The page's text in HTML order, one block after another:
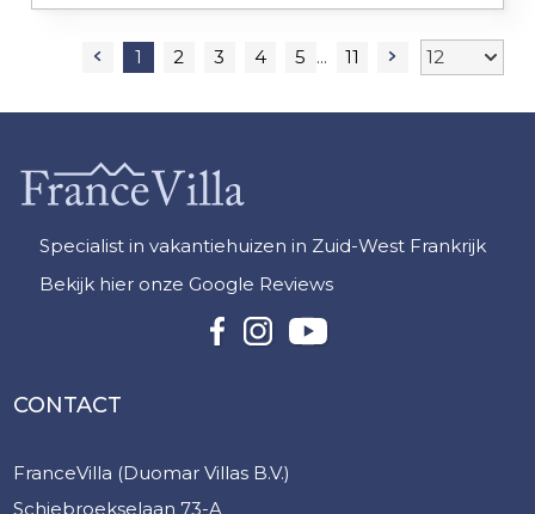
1 2 3 4 5 11
Specialist in vakantiehuizen in Zuid-West Frankrijk
Bekijk hier onze Google Reviews
CONTACT
FranceVilla (Duomar Villas B.V.)
Schiebroekselaan 73-A